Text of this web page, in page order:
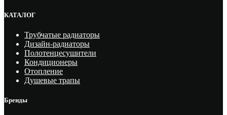
КАТАЛОГ
Трубчатые радиаторы
Дизайн-радиаторы
Полотенцесушители
Кондиционеры
Отопление
Душевые трапы
Бренды